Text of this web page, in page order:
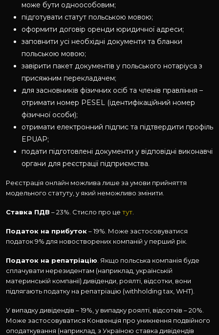
може бути одноособовим;
підготувати статут польською мовою;
оформити договір оренди юридичної адреси;
заповнити усі необхідні документи та бланки
польською мовою;
завірити пакет документів у польського нотаріуса з
присяжним перекладачем;
для засновників фізичних осіб та членів правління –
отримати номер PESEL (ідентифікаційний номер
фізичної особи);
отримати електронний підпис та підтвердити профіль
EPUAP;
подати підготовлені документи у відповідні виконавчі
органи для реєстрації підприємства.
Реєстрація онлайн можлива лише за умови прийняття
модельного статуту, у який неможливо змінити.
Ставка ПДВ – 23%. Стисло про це тут
Податок на прибуток – 19%. Може застосовуватися
податок 9% для новостворених компаній у перший рік.
Податок на репатріацію . Якщо польська компанія буде
сплачувати нерезидентам (наприклад, українській
материнській компанії) дивіденди, роялті, відсотки, вони
підлягають податку на репатріацію (withholding tax, WHT).
У випадку дивідендів – 19%, у випадку роялті, відсотків – 20%.
Може застосовуватися Конвенція про уникнення подвійного
оподаткування (наприклад, з Україною ставка дивідендів